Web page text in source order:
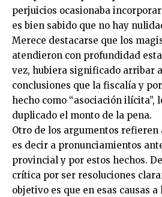
perjuicios ocasionaba
es bien sabido que no hay
Merece destacarse que los
atendieron con profundidad
vez, hubiera significado arribar
conclusiones que la fiscalía y
hecho como “asociación ilícita”,
duplicado el monto de la pena.
Otro de los argumentos refieren
es decir a pronunciamientos
provincial y por estos hechos.
crítica por ser resoluciones
objetivo es que en esas causas a